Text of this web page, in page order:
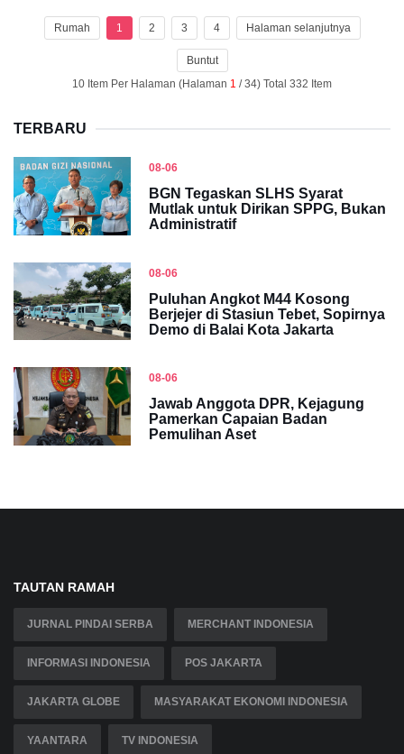
Rumah 1 2 3 4 Halaman selanjutnya
Buntut
10 Item Per Halaman (Halaman 1 / 34) Total 332 Item
TERBARU
08-06
BGN Tegaskan SLHS Syarat
Mutlak untuk Dirikan SPPG, Bukan
Administratif
08-06
Puluhan Angkot M44 Kosong
Berjejer di Stasiun Tebet, Sopirnya
Demo di Balai Kota Jakarta
08-06
Jawab Anggota DPR, Kejagung
Pamerkan Capaian Badan
Pemulihan Aset
TAUTAN RAMAH
JURNAL PINDAI SERBA MERCHANT INDONESIA
INFORMASI INDONESIA POS JAKARTA
JAKARTA GLOBE MASYARAKAT EKONOMI INDONESIA
YAANTARA TV INDONESIA